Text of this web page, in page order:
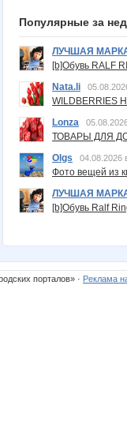
Популярные за
ЛУЧШАЯ
[b]Обувь RALF
Nata.li
Lonza
ТОВАРЫ ДЛЯ
Olgs
04.08.2026
Фото вещей из
ЛУЧШАЯ
[b]Обувь Ralf
порталов» · Реклама